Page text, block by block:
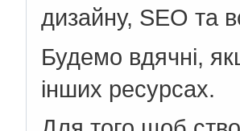
дизайну, SEO та
Будемо вдячні,
інших ресурсах.